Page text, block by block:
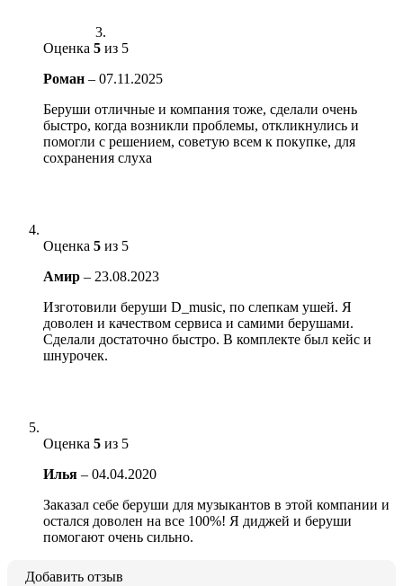
Оценка 5 из 5
Роман – 07.11.2025
Беруши отличные и компания тоже, сделали очень
быстро, когда возникли проблемы, откликнулись и
помогли с решением, советую всем к покупке, для
сохранения слуха
Оценка 5 из 5
Амир – 23.08.2023
Изготовили беруши D_music, по слепкам ушей. Я
доволен и качеством сервиса и самими берушами.
Сделали достаточно быстро. В комплекте был кейс и
шнурочек.
Оценка 5 из 5
Илья – 04.04.2020
Заказал себе беруши для музыкантов в этой компании и
остался доволен на все 100%! Я диджей и беруши
помогают очень сильно.
Добавить отзыв